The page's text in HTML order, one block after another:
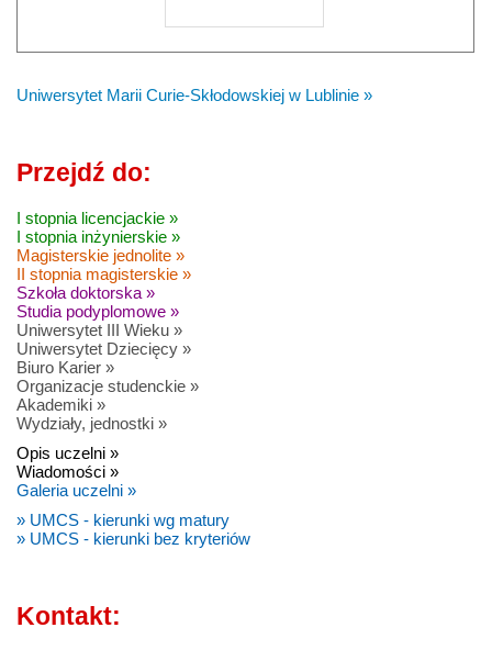
Uniwersytet Marii Curie-Skłodowskiej w Lublinie »
Przejdź do:
I stopnia licencjackie »
I stopnia inżynierskie »
Magisterskie jednolite »
II stopnia magisterskie »
Szkoła doktorska »
Studia podyplomowe »
Uniwersytet III Wieku »
Uniwersytet Dziecięcy »
Biuro Karier »
Organizacje studenckie »
Akademiki »
Wydziały, jednostki »
Opis uczelni »
Wiadomości »
Galeria uczelni »
» UMCS - kierunki wg matury
» UMCS - kierunki bez kryteriów
Kontakt: